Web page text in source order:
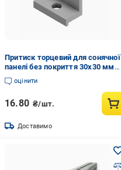
Притиск торцевий для сонячної
панелі без покриття 30х30 мм
(570030)
оцінити
16.80 ₴/шт.
Доставимо